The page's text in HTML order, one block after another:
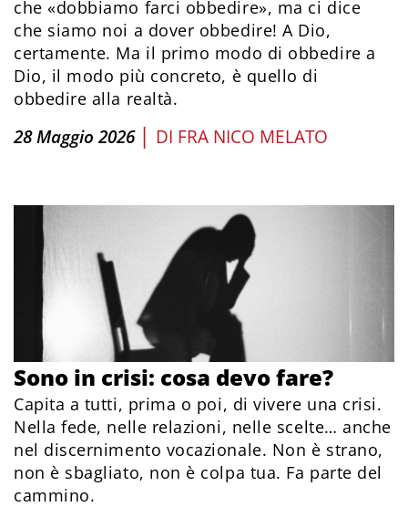
che «dobbiamo farci obbedire», ma ci dice
che siamo noi a dover obbedire! A Dio,
certamente. Ma il primo modo di obbedire a
Dio, il modo più concreto, è quello di
obbedire alla realtà.
28 Maggio 2026 | DI FRA NICO MELATO
Sono in crisi: cosa devo fare?
Capita a tutti, prima o poi, di vivere una crisi.
Nella fede, nelle relazioni, nelle scelte… anche
nel discernimento vocazionale. Non è strano,
non è sbagliato, non è colpa tua. Fa parte del
cammino.